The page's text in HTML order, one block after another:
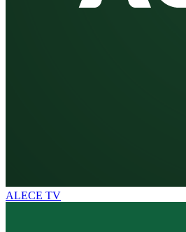
ALECE TV